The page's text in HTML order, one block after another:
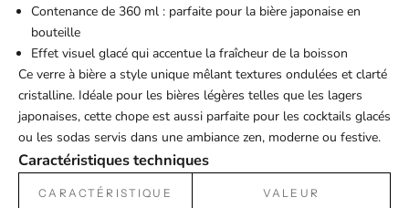
Contenance de 360 ml : parfaite pour la bière japonaise en
bouteille
Effet visuel glacé qui accentue la fraîcheur de la boisson
Ce verre à bière a style unique mêlant textures ondulées et clarté
cristalline. Idéale pour les bières légères telles que les lagers
japonaises, cette chope est aussi parfaite pour les cocktails glacés
ou les sodas servis dans une ambiance zen, moderne ou festive.
Caractéristiques techniques
CARACTÉRISTIQUE VALEUR